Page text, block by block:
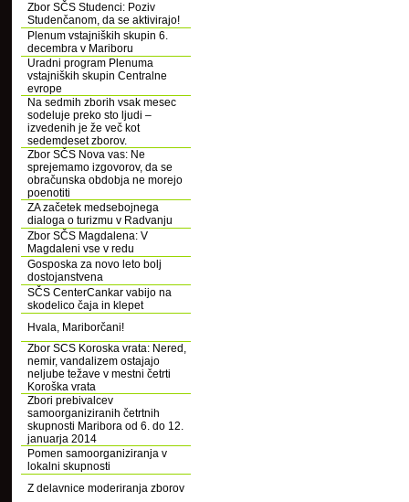
Zbor SČS Studenci: Poziv
Studenčanom, da se aktivirajo!
Plenum vstajniških skupin 6.
decembra v Mariboru
Uradni program Plenuma
vstajniških skupin Centralne
evrope
Na sedmih zborih vsak mesec
sodeluje preko sto ljudi –
izvedenih je že več kot
sedemdeset zborov.
Zbor SČS Nova vas: Ne
sprejemamo izgovorov, da se
obračunska obdobja ne morejo
poenotiti
ZA začetek medsebojnega
dialoga o turizmu v Radvanju
Zbor SČS Magdalena: V
Magdaleni vse v redu
Gosposka za novo leto bolj
dostojanstvena
SČS CenterCankar vabijo na
skodelico čaja in klepet
Hvala, Mariborčani!
Zbor SCS Koroska vrata: Nered,
nemir, vandalizem ostajajo
neljube težave v mestni četrti
Koroška vrata
Zbori prebivalcev
samoorganiziranih četrtnih
skupnosti Maribora od 6. do 12.
januarja 2014
Pomen samoorganiziranja v
lokalni skupnosti
Z delavnice moderiranja zborov